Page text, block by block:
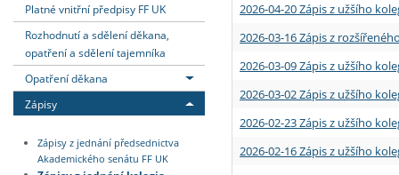
Platné vnitřní předpisy FF UK
Rozhodnutí a sdělení děkana,
opatření a sdělení tajemníka
Opatření děkana
Zápisy
Zápisy z jednání předsednictva
Akademického senátu FF UK
2026-04-20 Zápis z užšího
2026-03-16 Zápis z
2026-03-09 Zápis z užšího
2026-03-02 Zápis z užšího
2026-02-23 Zápis z užšího
2026-02-16 Zápis z užšího